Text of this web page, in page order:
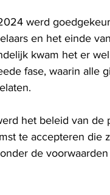
werd
en het einde
kwam het er
fase, waarin alle
het beleid van
te accepteren die
de